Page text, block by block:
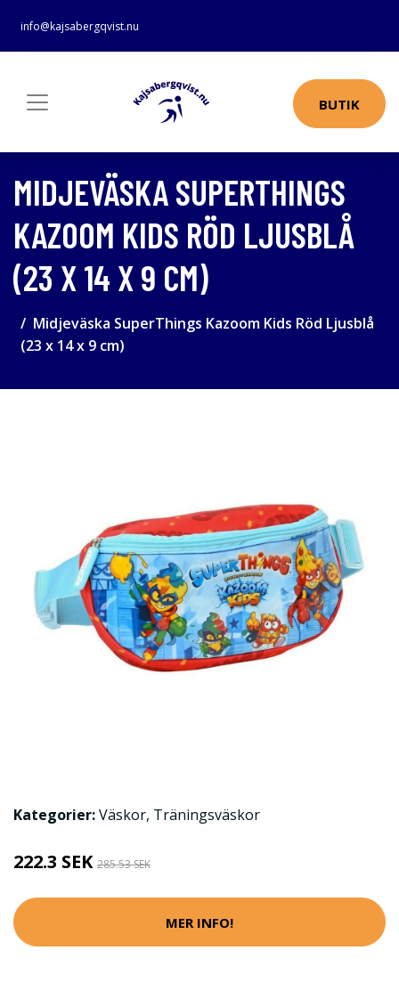
info@kajsabergqvist.nu
BUTIK
MIDJEVÄSKA SUPERTHINGS
KAZOOM KIDS RÖD LJUSBLÅ
(23 X 14 X 9 CM)
Midjeväska SuperThings Kazoom Kids Röd Ljusblå
(23 x 14 x 9 cm)
Kategorier:Väskor, Träningsväskor
222.3 SEK 285.53 SEK
MER INFO!